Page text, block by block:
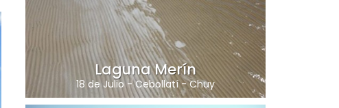
Laguna Merín
18 de Julio-Cebollatí-Chuy